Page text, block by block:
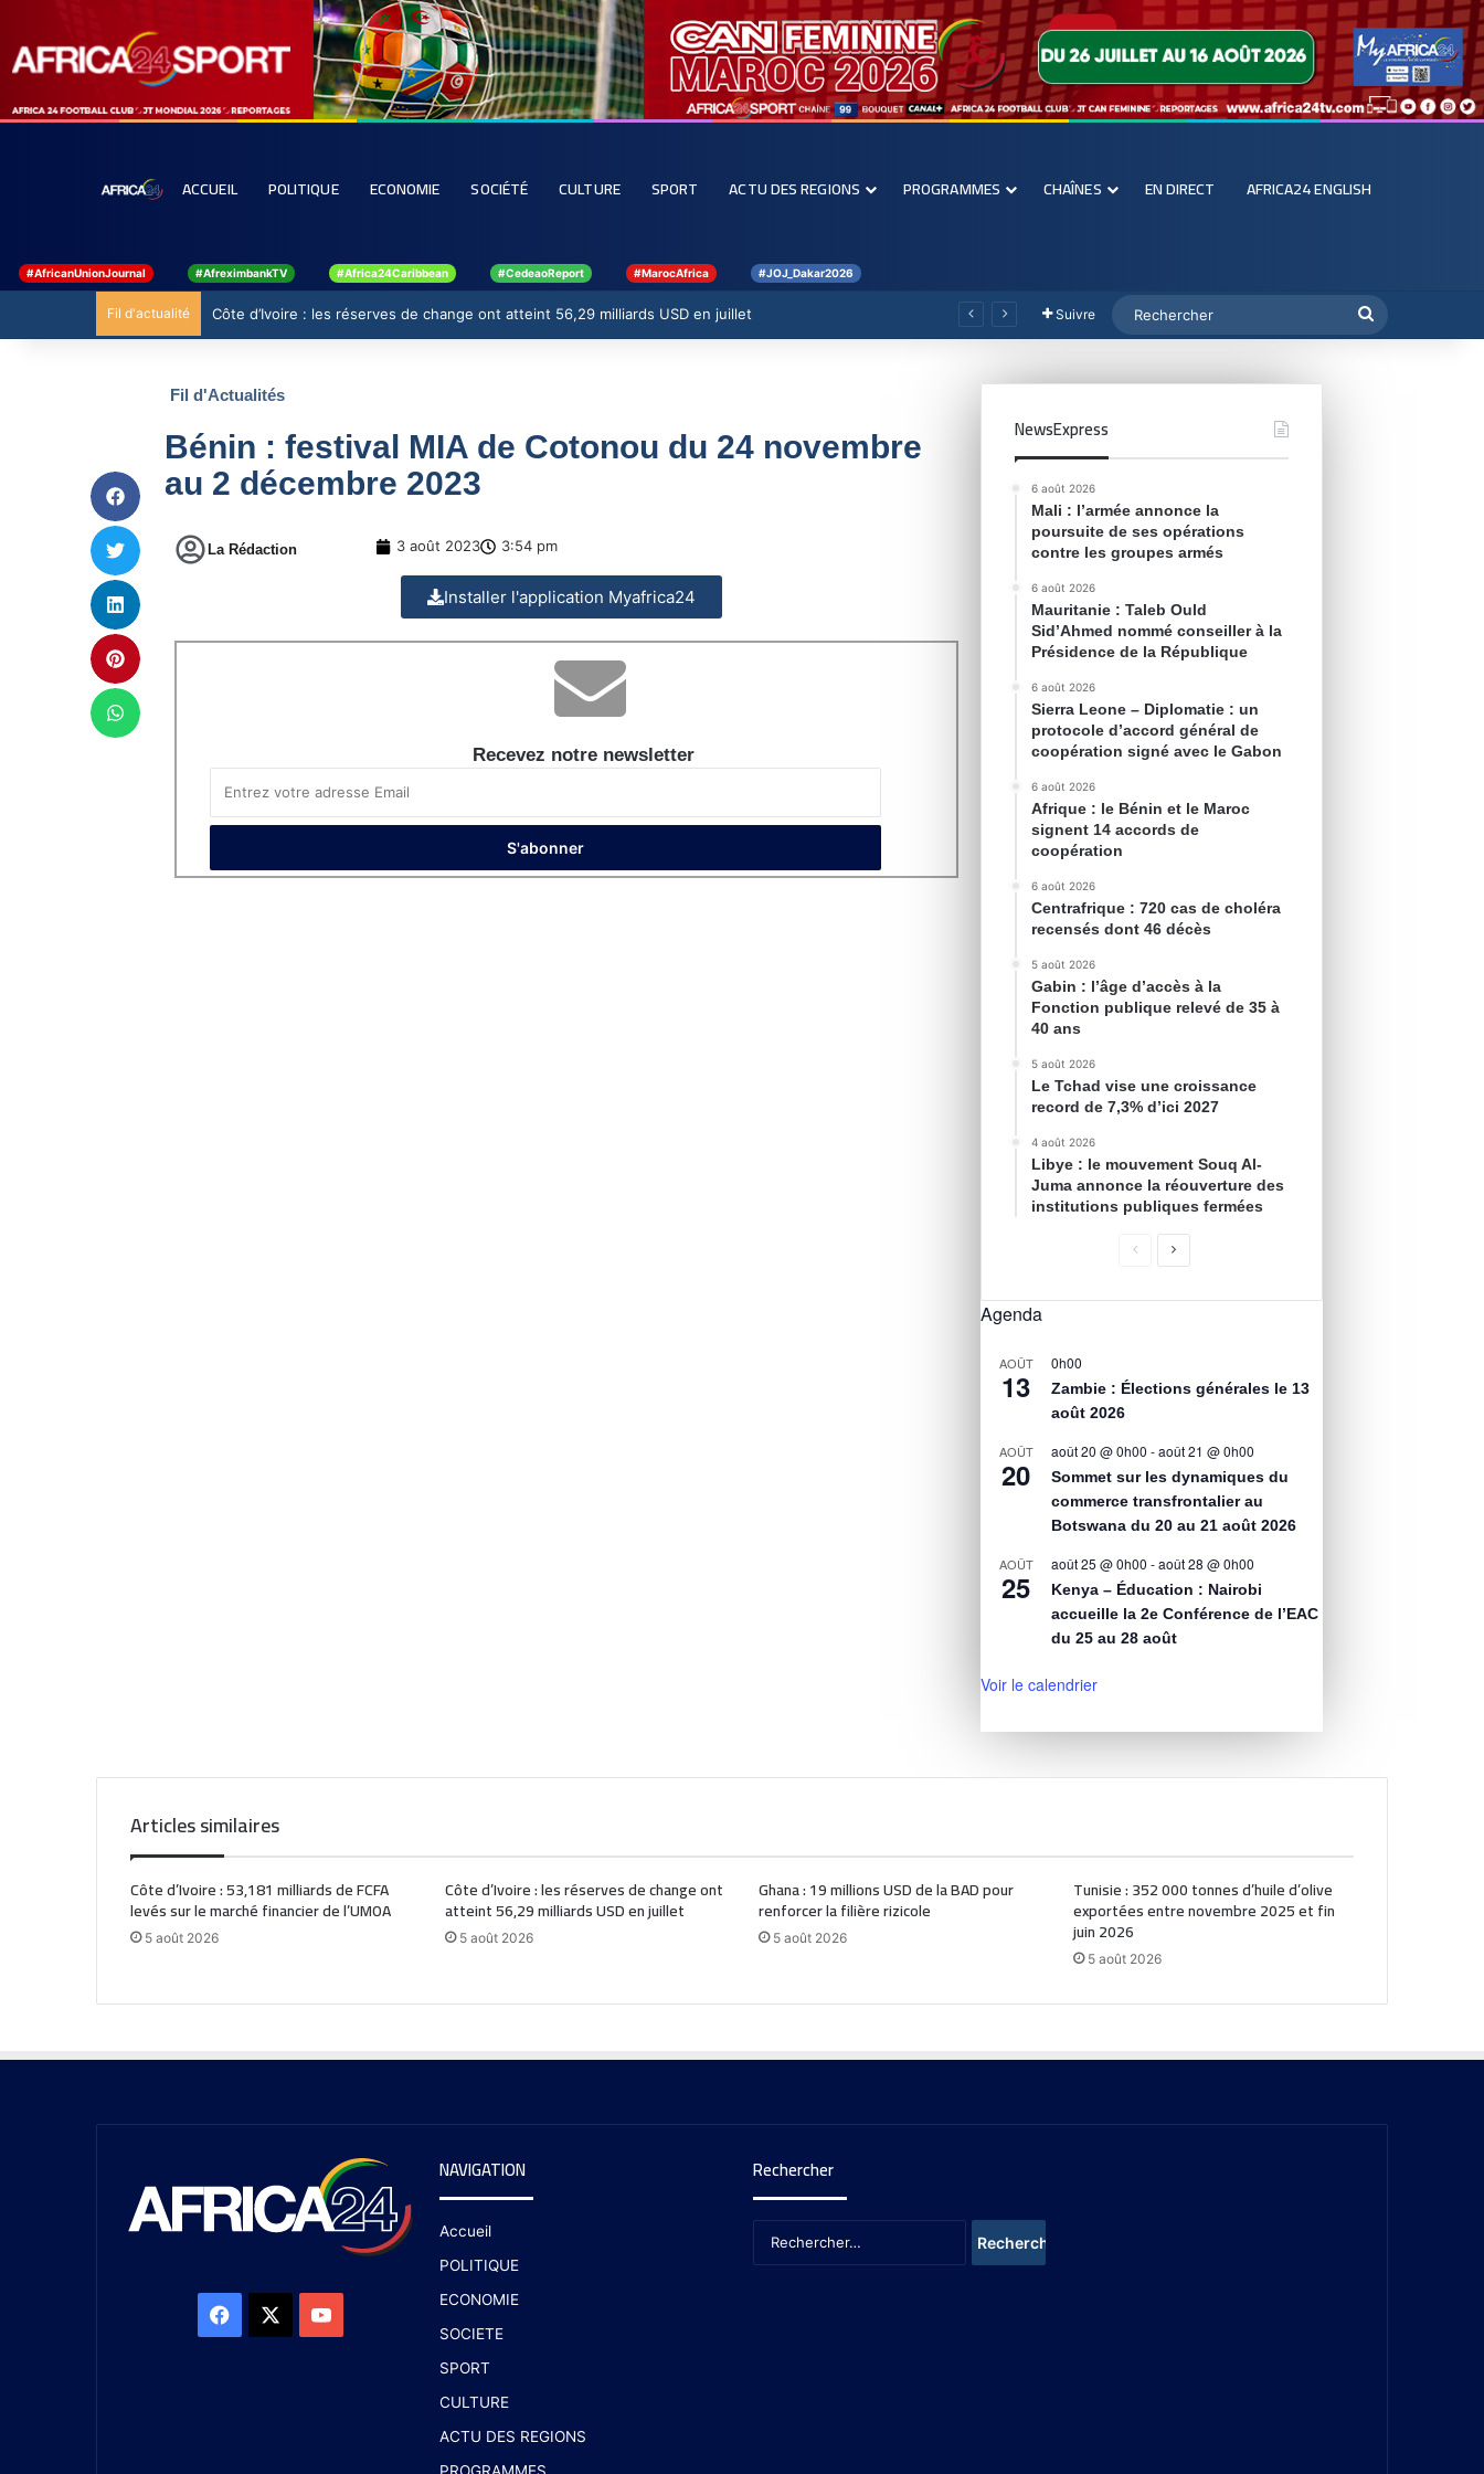
ACCUEIL POLITIQUE ECONOMIE SOCIÉTÉ CULTURE SPORT ACTU DES REGIONS PROGRAMMES CHAÎNES EN DIRECT AFRICA24 ENGLISH
#AfricanUnionJournal #AfreximbankTV #Africa24Caribbean #CedeaoReport #MarocAfrica #JOJ_Dakar2026
Fil d'actualité Côte d’Ivoire : les réserves de change ont atteint 56,29 milliards USD en juillet Suivre
Fil d'Actualités
Bénin : festival MIA de Cotonou du 24 novembre
au 2 décembre 2023
La Rédaction 3 août 2023 3:54 pm
Installer l'application Myafrica24
Recevez notre newsletter
NewsExpress
6 août 2026
Mali : l’armée annonce la
poursuite de ses opérations
contre les groupes armés
6 août 2026
Mauritanie : Taleb Ould
Sid’Ahmed nommé conseiller à la
Présidence de la République
6 août 2026
Sierra Leone – Diplomatie : un
protocole d’accord général de
coopération signé avec le Gabon
6 août 2026
Afrique : le Bénin et le Maroc
signent 14 accords de
coopération
6 août 2026
Centrafrique : 720 cas de choléra
recensés dont 46 décès
5 août 2026
Gabin : l’âge d’accès à la
Fonction publique relevé de 35 à
40 ans
5 août 2026
Le Tchad vise une croissance
record de 7,3% d’ici 2027
4 août 2026
Libye : le mouvement Souq Al-
Juma annonce la réouverture des
institutions publiques fermées
Agenda
AOÛT
13
0h00
Zambie : Élections générales le 13
août 2026
AOÛT
20
août 20 @ 0h00 -août 21 @ 0h00
Sommet sur les dynamiques du
commerce transfrontalier au
Botswana du 20 au 21 août 2026
AOÛT
25
août 25 @ 0h00 -août 28 @ 0h00
Kenya – Éducation : Nairobi
accueille la 2e Conférence de l’EAC
du 25 au 28 août
Voir le calendrier
Articles similaires
Côte d’Ivoire : 53,181 milliards de FCFA
levés sur le marché financier de l’UMOA
5 août 2026
Côte d’Ivoire : les réserves de change ont
atteint 56,29 milliards USD en juillet
5 août 2026
Ghana : 19 millions USD de la BAD pour
renforcer la filière rizicole
5 août 2026
Tunisie : 352 000 tonnes d’huile d’olive
exportées entre novembre 2025 et fin
juin 2026
5 août 2026
NAVIGATION
Accueil
POLITIQUE
ECONOMIE
SOCIETE
SPORT
CULTURE
ACTU DES REGIONS
Rechercher